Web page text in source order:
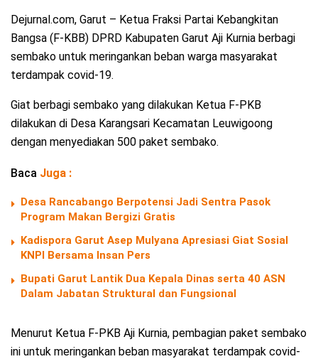
Dejurnal.com, Garut – Ketua Fraksi Partai Kebangkitan
Bangsa (F-KBB) DPRD Kabupaten Garut Aji Kurnia berbagi
sembako untuk meringankan beban warga masyarakat
terdampak covid-19.
Giat berbagi sembako yang dilakukan Ketua F-PKB
dilakukan di Desa Karangsari Kecamatan Leuwigoong
dengan menyediakan 500 paket sembako.
Baca Juga :
Desa Rancabango Berpotensi Jadi Sentra Pasok
Program Makan Bergizi Gratis
Kadispora Garut Asep Mulyana Apresiasi Giat Sosial
KNPI Bersama Insan Pers
Bupati Garut Lantik Dua Kepala Dinas serta 40 ASN
Dalam Jabatan Struktural dan Fungsional
Menurut Ketua F-PKB Aji Kurnia, pembagian paket sembako
ini untuk meringankan beban masyarakat terdampak covid-